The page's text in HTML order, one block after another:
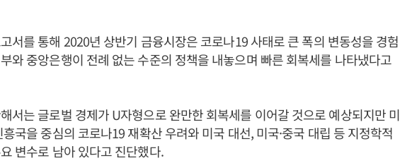
서를 통해 2020년 상반기 금융시장은 코로나19 사태로 큰 폭의 변동성을 경험
와 중앙은행이 전례 없는 수준의 정책을 내놓으며 빠른 회복세를 나타냈다고
서는 글로벌 경제가 U자형으로 완만한 회복세를 이어갈 것으로 예상되지만 미
국을 중심의 코로나19 재확산 우려와 미국 대선, 미국·중국 대립 등 지정학적
변수로 남아 있다고 진단했다.